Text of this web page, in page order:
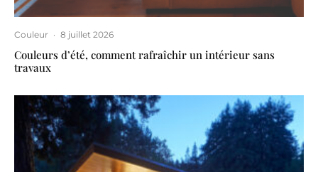
Couleur · 8 juillet 2026
Couleurs d’été, comment rafraîchir un intérieur sans
travaux